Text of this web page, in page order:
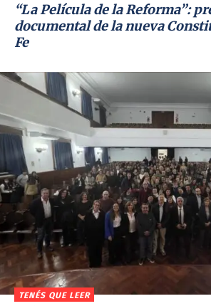
“La Película de la Reforma”:
documental de la nueva
Fe
TENÉS QUE LEER